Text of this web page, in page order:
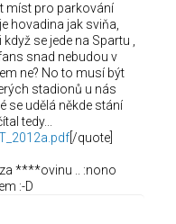
míst pro parkování
hovadina jak sviňa,
se jede na Spartu ,
snad nebudou v
ne? No to musí být
stadionů u nás
se udělá někde stání
tedy...
[/quote]
****ovinu .. :nono
:-D